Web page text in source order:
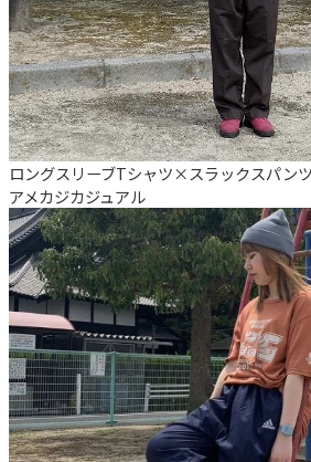
ロングスリーブTシャツ×スラックスパン
アメカジカジュアル